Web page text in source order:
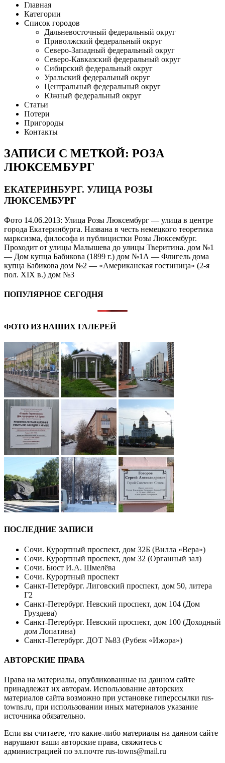
Главная
Категории
Список городов
Дальневосточный федеральный округ
Приволжский федеральный округ
Северо-Западный федеральный округ
Северо-Кавказский федеральный округ
Сибирский федеральный округ
Уральский федеральный округ
Центральный федеральный округ
Южный федеральный округ
Статьи
Потери
Пригороды
Контакты
ЗАПИСИ С МЕТКОЙ: РОЗА
ЛЮКСЕМБУРГ
ЕКАТЕРИНБУРГ. УЛИЦА РОЗЫ
ЛЮКСЕМБУРГ
Фото 14.06.2013: Улица Розы Люксембург — улица в центре
города Екатеринбурга. Названа в честь немецкого теоретика
марксизма, философа и публицистки Розы Люксембург.
Проходит от улицы Малышева до улицы Тверитина. дом №1
— Дом купца Бабикова (1899 г.) дом №1А — Флигель дома
купца Бабикова дом №2 — «Американская гостиница» (2-я
пол. XIX в.) дом №3
ПОПУЛЯРНОЕ СЕГОДНЯ
ФОТО ИЗ НАШИХ ГАЛЕРЕЙ
ПОСЛЕДНИЕ ЗАПИСИ
Сочи. Курортный проспект, дом 32Б (Вилла «Вера»)
Сочи. Курортный проспект, дом 32 (Органный зал)
Сочи. Бюст И.А. Шмелёва
Сочи. Курортный проспект
Санкт-Петербург. Лиговский проспект, дом 50, литера
Г2
Санкт-Петербург. Невский проспект, дом 104 (Дом
Груздева)
Санкт-Петербург. Невский проспект, дом 100 (Доходный
дом Лопатина)
Санкт-Петербург. ДОТ №83 (Рубеж «Ижора»)
АВТОРСКИЕ ПРАВА
Права на материалы, опубликованные на данном сайте
принадлежат их авторам. Использование авторских
материалов сайта возможно при установке гиперссылки rus-
towns.ru, при использовании иных материалов указание
источника обязательно.
Если вы считаете, что какие-либо материалы на данном сайте
нарушают ваши авторские права, свяжитесь с
администрацией по эл.почте rus-towns@mail.ru